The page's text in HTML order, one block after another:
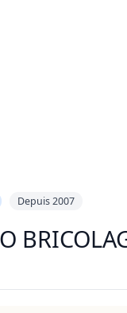
Depuis 2007